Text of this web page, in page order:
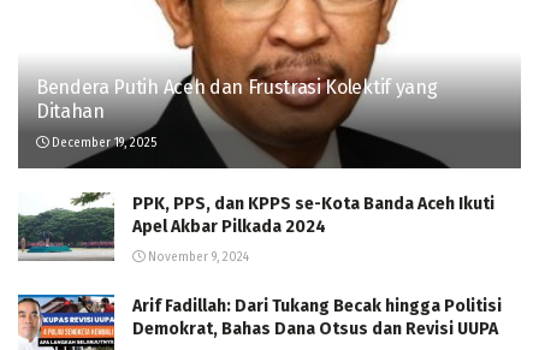
Bendera Putih Aceh dan Frustrasi Kolektif yang
Ditahan
December 19, 2025
PPK, PPS, dan KPPS se-Kota Banda Aceh Ikuti
Apel Akbar Pilkada 2024
November 9, 2024
Arif Fadillah: Dari Tukang Becak hingga Politisi
Demokrat, Bahas Dana Otsus dan Revisi UUPA